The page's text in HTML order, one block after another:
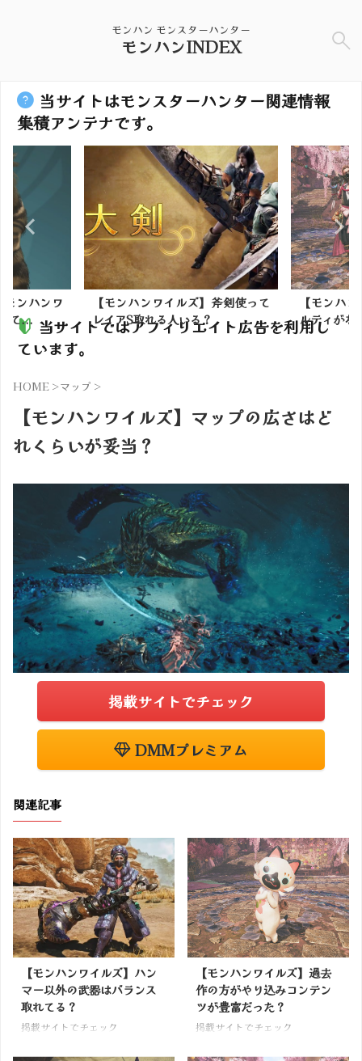
モンハン モンスターハンター
モンハンINDEX
当サイトはモンスターハンター関連情報
集積アンテナです。
ンハンワ
て...
【モンハンワイルズ】斧剣使って
レイアS取れる人いる？
【モンハ
ルティがな
当サイトではアフィリエイト広告を利用し
ています。
HOME >マップ >
【モンハンワイルズ】マップの広さはど
れくらいが妥当？
掲載サイトでチェック
DMMプレミアム
関連記事
【モンハンワイルズ】ハン
マー以外の武器はバランス
取れてる？
掲載サイトでチェック
【モンハンワイルズ】過去
作の方がやり込みコンテン
ツが豊富だった？
掲載サイトでチェック